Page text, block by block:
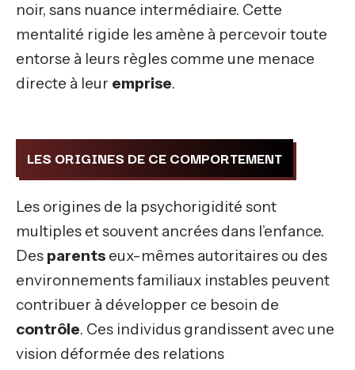
noir, sans nuance intermédiaire. Cette
mentalité rigide les amène à percevoir toute
entorse à leurs règles comme une menace
directe à leur emprise.
LES ORIGINES DE CE COMPORTEMENT
Les origines de la psychorigidité sont
multiples et souvent ancrées dans l’enfance.
Des parents eux-mêmes autoritaires ou des
environnements familiaux instables peuvent
contribuer à développer ce besoin de
contrôle. Ces individus grandissent avec une
vision déformée des relations